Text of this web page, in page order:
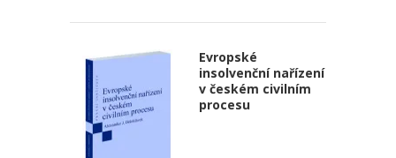
Evropské
insolvenční nařízení
v českém civilním
procesu